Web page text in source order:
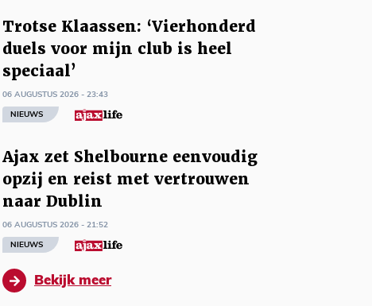
Trotse Klaassen: ‘Vierhonderd
duels voor mijn club is heel
speciaal’
06 AUGUSTUS 2026 - 23:43
NIEUWS
Ajax zet Shelbourne eenvoudig
opzij en reist met vertrouwen
naar Dublin
06 AUGUSTUS 2026 - 21:52
NIEUWS
Bekijk meer